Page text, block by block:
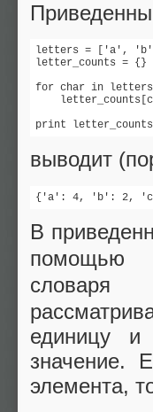
letters = ['a',
letter_counts = {}
for char in
print letter_counts
выводит
{'a': 4, 'b': 2,
В
единицу и
значение.
элемента,